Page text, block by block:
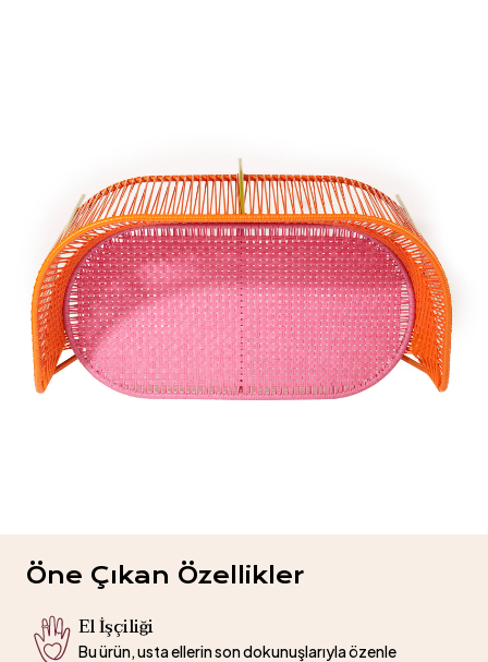
Öne Çıkan Özellikler
El İşçiliği
Bu ürün, usta ellerin son dokunuşlarıyla özenle